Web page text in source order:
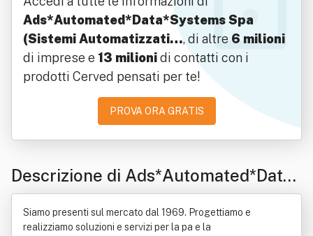
Ads*Automated*Data*Systems Spa
(Sistemi Automatizzati…, di altre 6 milioni
di imprese e 13 milionidi contatti con i
prodotti Cerved pensati per te!
PROVA ORA GRATIS
Descrizione di Ads*Automated*Data*
Systems Spa (Sistemi Automatizzati
Di Elaborazione Dati)
Siamo presenti sul mercato dal 1969. Progettiamo e
realizziamo soluzioni e servizi per la pa e la